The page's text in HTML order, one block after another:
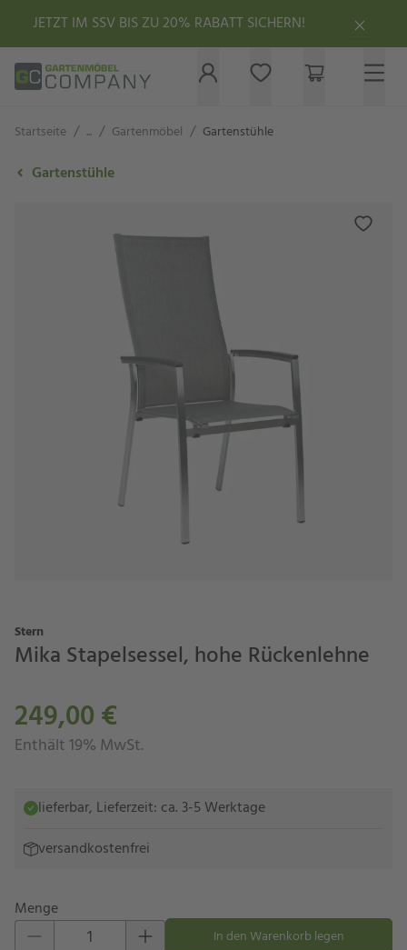
JETZT IM SSV BIS ZU 20% RABATT SICHERN!
Startseite / ... / Gartenmöbel / Gartenstühle
Gartenstühle
Stern
Mika Stapelsessel, hohe Rückenlehne
249,00 €
Enthält 19% MwSt.
lieferbar, Lieferzeit: ca. 3-5 Werktage
versandkostenfrei
Menge
Eins hinzufügen Eins entfernenIn den Warenkorb legen